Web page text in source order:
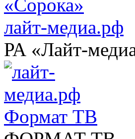
лайт-медиа.рф
РА «Лайт-
Формат ТВ